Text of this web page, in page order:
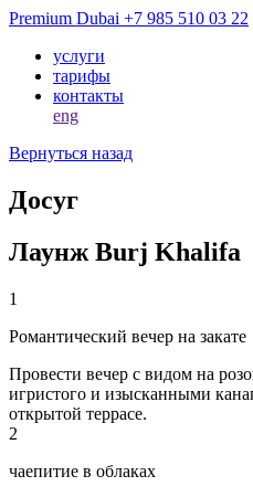
Premium Dubai +7 985 510 03 22
услуги
тарифы
контакты
eng
Вернуться назад
Досуг
Лаунж Burj Khalifa
1
Романтический вечер на закате
Провести вечер с видом на
игристого и изысканными
открытой террасе.
2
чаепитие в облаках